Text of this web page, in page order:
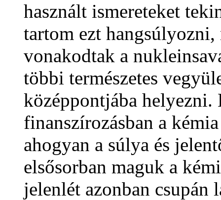
használt ismereteket
tartom ezt
vonakodtak a
többi természetes
középpontjába helyezni.
finanszírozásban a
ahogyan a súlya és
elsősorban maguk a
jelenlét azonban csupán